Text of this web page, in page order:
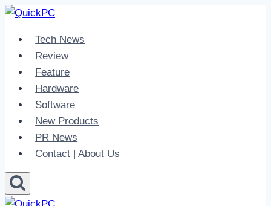
Skip
contentTech News
Review
Feature
Hardware
Software
New Products
PR News
Contact | About Us